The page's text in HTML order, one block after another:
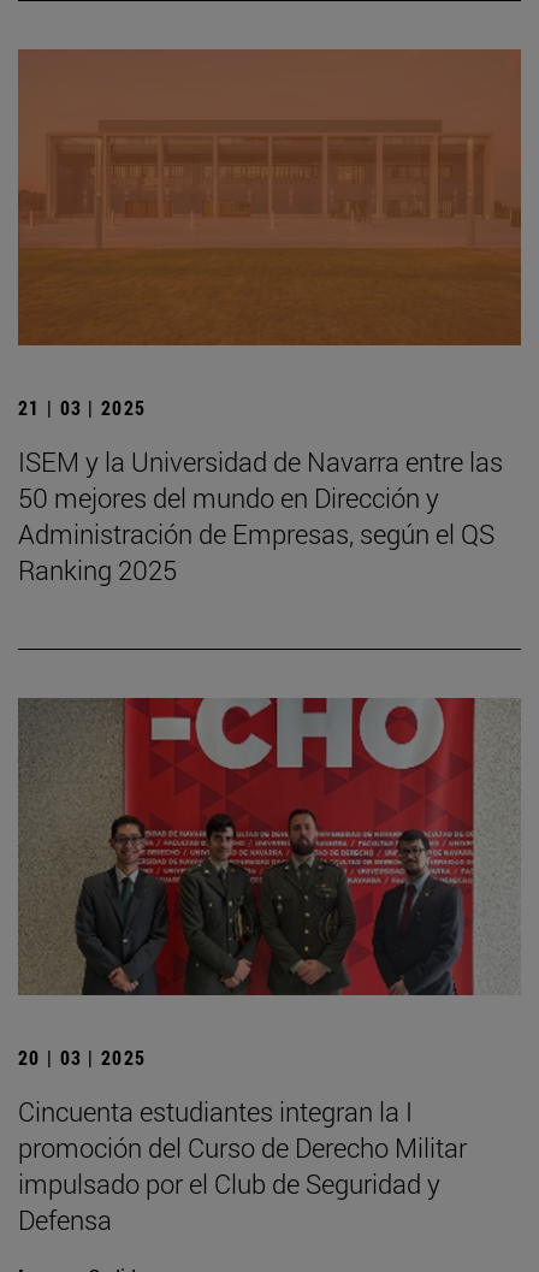
21 | 03 | 2025
ISEM y la Universidad de Navarra entre las
50 mejores del mundo en Dirección y
Administración de Empresas, según el QS
Ranking 2025
20 | 03 | 2025
Cincuenta estudiantes integran la I
promoción del Curso de Derecho Militar
impulsado por el Club de Seguridad y
Defensa